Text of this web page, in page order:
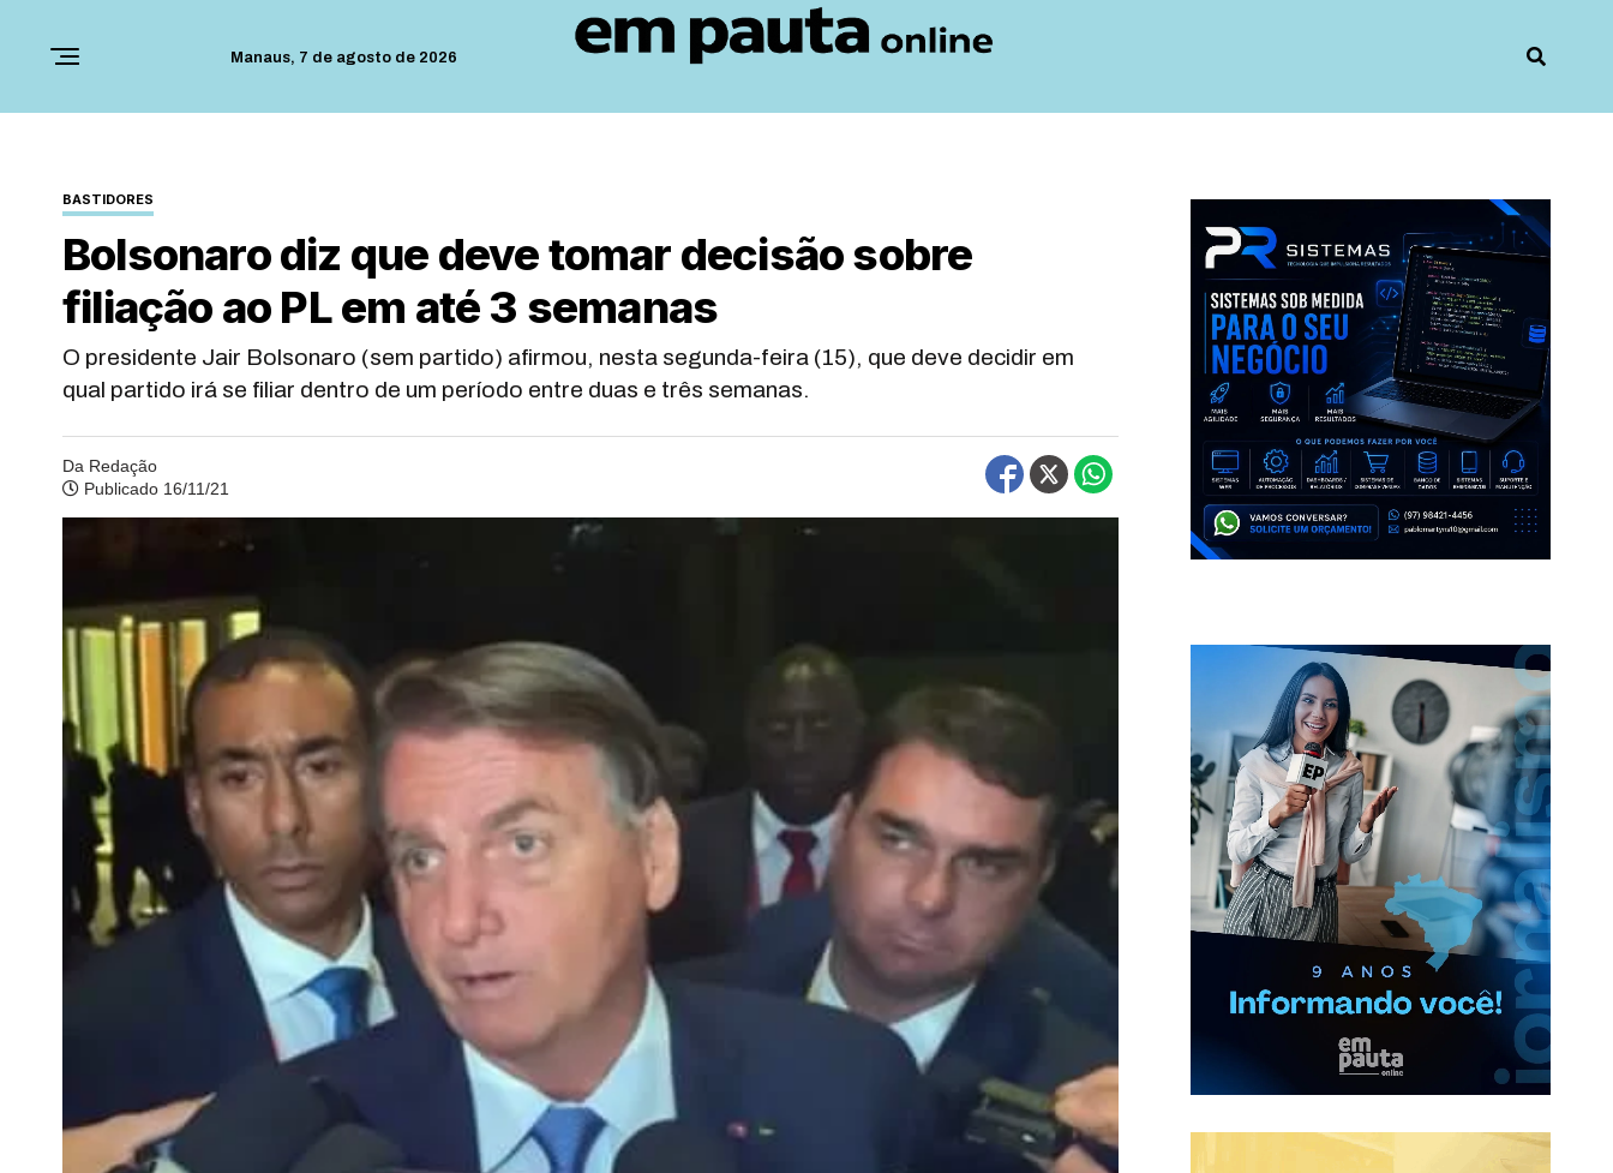
Manaus, 7 de agosto de 2026
BASTIDORES
Bolsonaro diz que deve tomar decisão sobre
filiação ao PL em até 3 semanas
O presidente Jair Bolsonaro (sem partido) afirmou, nesta segunda-feira (15), que deve decidir em
qual partido irá se filiar dentro de um período entre duas e três semanas.
Da Redação
Publicado 16/11/21